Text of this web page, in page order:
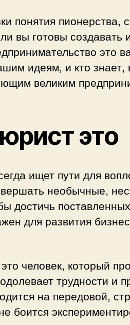
понятия пионерства,
вы готовы создавать
это
идеям, и кто знает,
великим
это
ищет пути для
необычные,
достичь
для развития
человек, который
трудности и
на передовой,
боится